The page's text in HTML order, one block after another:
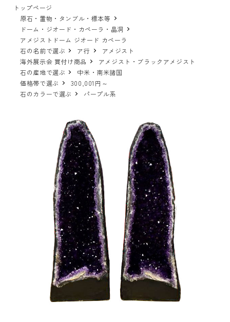
トップページ
原石・置物・タンブル・標本等
ドーム・ジオード・カペーラ・晶洞
アメジストドーム ジオード カペーラ
石の名前で選ぶ
ア行
アメジスト
海外展示会 買付け商品
アメジスト・ブラックアメジスト
石の産地で選ぶ
中米・南米諸国
価格帯で選ぶ
300,001円～
石のカラーで選ぶ
パープル系